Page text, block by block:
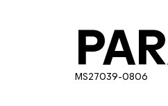
MS27039-0806